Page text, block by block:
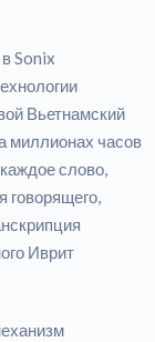
Sonix
Вьетнамский
миллионах часов
слово,
говорящего,
Иврит